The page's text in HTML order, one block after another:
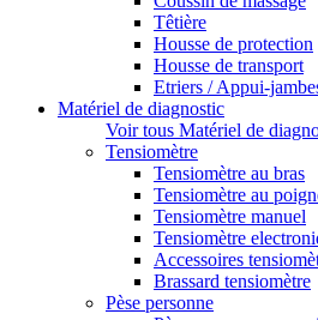
Têtière
Housse de protection
Housse de transport
Etriers / Appui-
Matériel de diagnostic
Voir tous Matériel de
Tensiomètre
Tensiomètre au bras
Tensiomètre au
Tensiomètre manuel
Tensiomètre
Accessoires
Brassard tensiomètre
Pèse personne